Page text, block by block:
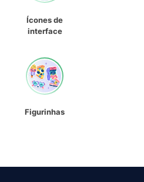
Ícones de
interface
Figurinhas